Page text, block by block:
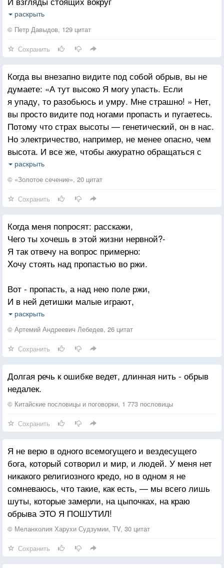
Будет больно и страшно, мучительно горячо!
Здравствуй, милая девочка, будем знакомы, я —
Ты ищешь, невольно, подсказки,
От чьих-то протянутых рук.
Сначала касаетесь нежно,
Потом поцелуи, кивки
И с кем-то легко, неизбежно
Становитесь сразу близки.
От жара бесстыдных желаний
Теряя реальности вкус,
Кого-то сильней прижимая,
Я чувствую — скоро сорвусь!
Нырну, разбежавшись, с обрыва —
Чтоб чувствовать жадно, открыто,
Свободный раскованный секс.
Куда мы попали, откуда?
Когда это было и с кем?
Но секс был похожим на чудо
раскрыть
© Петр Давыдов, 129 цитат
Сохранить
Когда вы внезапно видите под собой обрыв, вы не
думаете: «А тут высоко Я могу упасть. Если
я упаду, то разобьюсь и умру. Мне страшно! » Нет,
вы просто видите под ногами пропасть и пугаетесь.
Потому что страх высоты — генетический, он в нас.
Но электричество, например, не менее опасно, чем
высота. И все же, чтобы аккуратно обращаться с
розеткой и проводами, мы должны дать себе
инструкцию: «Осторожно! Это может быть опасно!
искусственный.
Сидя рядом с розеткой, вы не станете паниковать.
Вероятно, вы даже не заметите ее, а если она вам
понадобится, будете долго искать. Но вот сидя
рядом с обрывом, на высоте, над пропастью, вы
будете постоянно ощущать ее присутствие.
понятой, неживой. А может быть в нас.
раскрыть
© «Золотое сечение», 20 цитат
Сохранить
Когда меня попросят: расскажи,
Чего ты хочешь в этой жизни нервной?-
Я так отвечу на вопрос примерно:
Xочу стоять над пропастью во ржи.
Вот - пропасть, а над нею поле ржи,
И в ней детишки малые играют,
И иногда к обрыву подбегают,
А у меня задача: удержи!
И я один на всю густую рожь,
Никто не сменит, не придет помочь -
Один лишь я - весь долгий день, всю ночь
За все в ответе. И меня не трожь!
Ведь я стою над пропастью во ржи.
раскрыть
© Артемий Андреевич Лебедев, 26 цитат
Сохранить
Долгая речь к ошибке ведет, длинная нить - обрыв
недалек.
© Китайские пословицы и поговорки, 1 773 пословицы
Сохранить
Я не верю в одного всемогущего и вездесущего
бога, который сотворил и мир, и людей. У меня нет
никакого религиозного кредо, но в одном я не
сомневаюсь, что такие, как есть, — мы всего лишь
шуты, которые замерли, на цыпочках, на краю
обрыва ЭТО Я ПОШУТИЛ!
© Меланхолия Харухи Судзумии, TV, 30 цитат
Сохранить